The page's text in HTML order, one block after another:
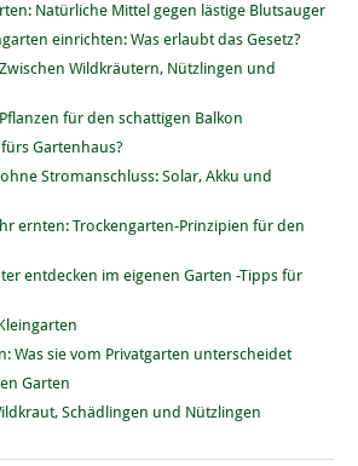
Natürliche Mittel gegen lästige Blutsauger
einrichten: Was erlaubt das Gesetz?
Wildkräutern, Nützlingen und
für den schattigen Balkon
Gartenhaus?
Stromanschluss: Solar, Akku und
ernten: Trockengarten-Prinzipien für den
entdecken im eigenen Garten -Tipps für
Was sie vom Privatgarten unterscheidet
Garten
Schädlingen und Nützlingen